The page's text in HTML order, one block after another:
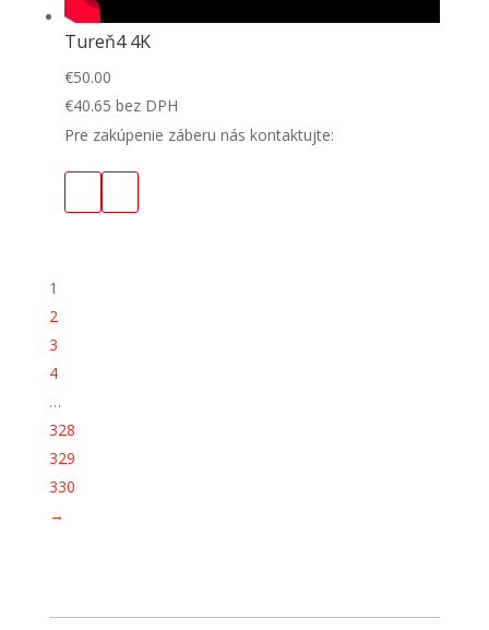
Tureň4 4K
€50.00
€40.65 bez DPH
Pre zakúpenie záberu nás kontaktujte:
1
2
3
4
…
328
329
330
→